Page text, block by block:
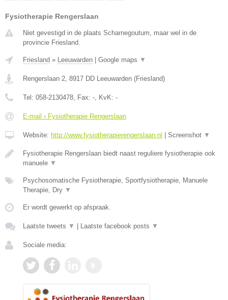
Fysiotherapie Rengerslaan
Niet gevestigd in de plaats Scharnegoutum, maar wel in de
provincie Friesland.
Friesland » Leeuwarden Google maps ▼
Rengerslaan 2, 8917 DD Leeuwarden (Friesland)
Tel: 058-2130478, Fax: -, KvK: -
E-mail › Fysiotherapie Rengerslaan
Website: http://www.fysiotherapierengerslaan.nl Screenshot ▼
Fysiotherapie Rengerslaan biedt naast reguliere fysiotherapie ook
manuele ▼
Psychosomatische Fysiotherapie, Sportfysiotherapie, Manuele
Therapie, Dry ▼
Er wordt gewerkt op afspraak.
Laatste tweets ▼ Laatste facebook posts ▼
Sociale media: